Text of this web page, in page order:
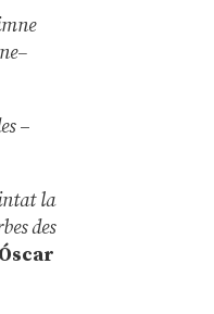
–
la
des
Óscar